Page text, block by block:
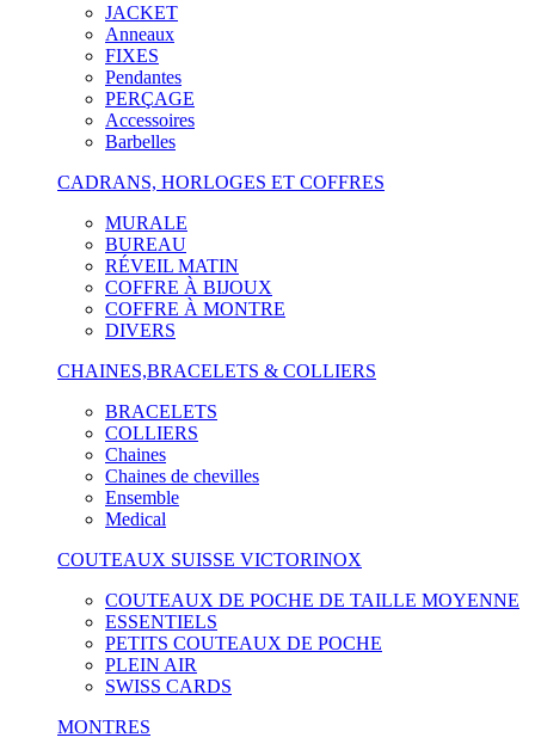
JACKET
Anneaux
FIXES
Pendantes
PERÇAGE
Accessoires
Barbelles
CADRANS, HORLOGES ET COFFRES
MURALE
BUREAU
RÉVEIL MATIN
COFFRE À BIJOUX
COFFRE À MONTRE
DIVERS
CHAINES,BRACELETS & COLLIERS
BRACELETS
COLLIERS
Chaines
Chaines de chevilles
Ensemble
Medical
COUTEAUX SUISSE VICTORINOX
COUTEAUX DE POCHE DE TAILLE MOYENNE
ESSENTIELS
PETITS COUTEAUX DE POCHE
PLEIN AIR
SWISS CARDS
MONTRES